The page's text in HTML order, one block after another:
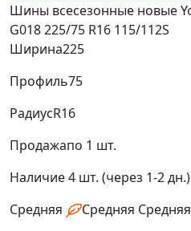
Шины всесезонные новые
G018 225/75 R16 115/112S
Ширина225
Профиль75
РадиусR16
Продажапо 1 шт.
Наличие4 шт. (через 1-2 дн.)
Средняя
Средняя Средняя